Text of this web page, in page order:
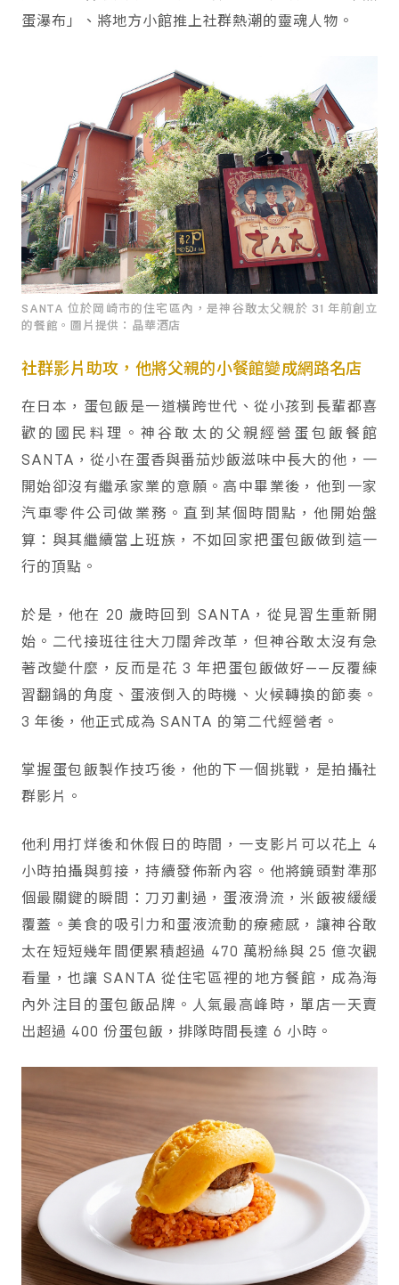
蛋瀑布」、將地方小館推上社群熱潮的靈魂人物。
SANTA 位於岡崎市的住宅區內，是神谷敢太父親於 31 年前創立
的餐館。圖片提供：晶華酒店
社群影片助攻，他將父親的小餐館變成網路名店
在日本，蛋包飯是一道橫跨世代、從小孩到長輩都喜
歡的國民料理。神谷敢太的父親經營蛋包飯餐館
SANTA，從小在蛋香與番茄炒飯滋味中長大的他，一
開始卻沒有繼承家業的意願。高中畢業後，他到一家
汽車零件公司做業務。直到某個時間點，他開始盤
算：與其繼續當上班族，不如回家把蛋包飯做到這一
行的頂點。
於是，他在 20 歲時回到 SANTA，從見習生重新開
始。二代接班往往大刀闊斧改革，但神谷敢太沒有急
著改變什麼，反而是花 3 年把蛋包飯做好——反覆練
習翻鍋的角度、蛋液倒入的時機、火候轉換的節奏。
3 年後，他正式成為 SANTA 的第二代經營者。
掌握蛋包飯製作技巧後，他的下一個挑戰，是拍攝社
群影片。
他利用打烊後和休假日的時間，一支影片可以花上 4
小時拍攝與剪接，持續發佈新內容。他將鏡頭對準那
個最關鍵的瞬間：刀刃劃過，蛋液滑流，米飯被緩緩
覆蓋。美食的吸引力和蛋液流動的療癒感，讓神谷敢
太在短短幾年間便累積超過 470 萬粉絲與 25 億次觀
看量，也讓 SANTA 從住宅區裡的地方餐館，成為海
內外注目的蛋包飯品牌。人氣最高峰時，單店一天賣
出超過 400 份蛋包飯，排隊時間長達 6 小時。